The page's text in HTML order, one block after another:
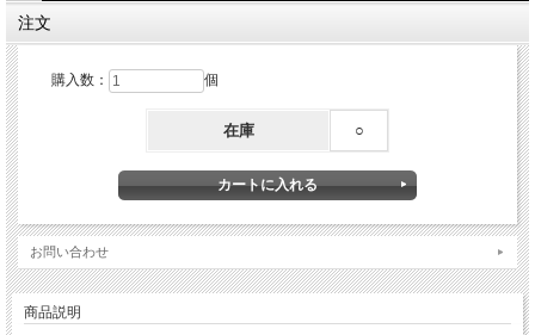
注文
購入数： 個
在庫 ○
お問い合わせ
商品説明